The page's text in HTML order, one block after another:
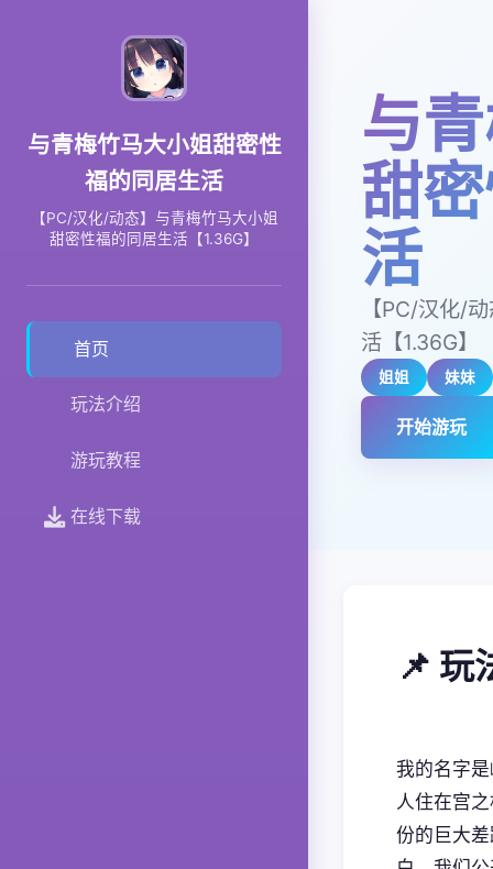
与青梅竹马大小姐甜密性
福的同居生活
【PC/汉化/动态】与青梅竹马大小姐
甜密性福的同居生活【1.36G】
首页
玩法介绍
游玩教程
在线下载
与
甜
活
【PC/汉化/
活【1.36G】
姐姐 妹妹
开始游玩
📌 玩
我的名字
人住在宫
份的巨大